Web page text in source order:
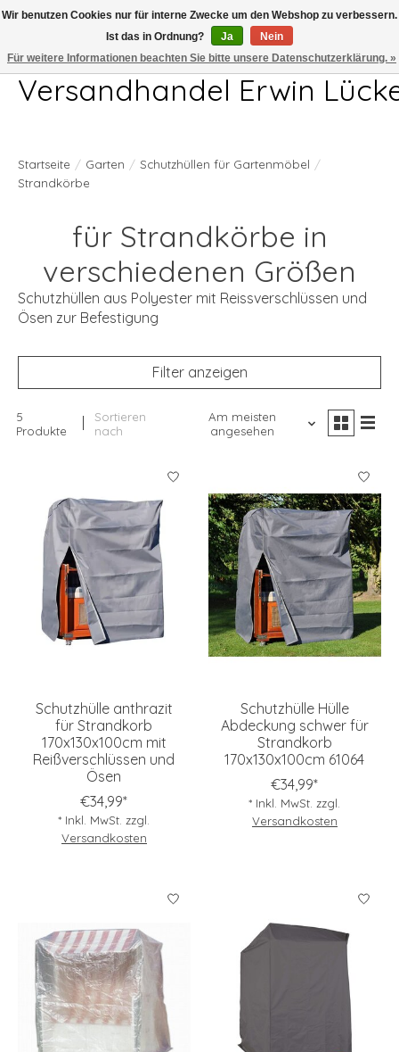
Telefon 04407 715872 MO-DO 7.00-17.00Uhr FR 7.00-13.00Uhr
Versandhandel Erwin
Startseite / Garten / Schutzhüllen für Gartenmöbel /
Strandkörbe
für Strandkörbe in
verschiedenen Größen
Schutzhüllen aus Polyester mit Reissverschlüssen und
Ösen zur Befestigung
Filter anzeigen
5
Produkte
Sortieren
nach
Am meisten
angesehen
Schutzhülle anthrazit
für Strandkorb
170x130x100cm mit
Reißverschlüssen und
Ösen
€34,99*
* Inkl. MwSt. zzgl.
Versandkosten
Schutzhülle Hülle
Abdeckung schwer für
Strandkorb
170x130x100cm 61064
€34,99*
* Inkl. MwSt. zzgl.
Versandkosten
Wir benutzen Cookies nur für interne Zwecke um den Webshop zu verbessern.
Ist das in Ordnung?
Ja
Nein
Für weitere Informationen beachten Sie bitte unsere Datenschutzerklärung. »